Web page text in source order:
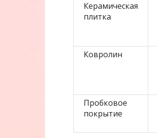
Керамическая
плитка
Ковролин
Пробковое
покрытие